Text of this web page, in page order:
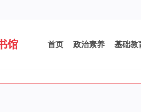
馆 首页 政治素养 基础教